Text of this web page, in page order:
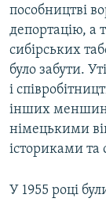
пособництві
депортацію, а
сибірських
було забути.
і
інших меншин,
німецькими
істориками та
У 1955 році